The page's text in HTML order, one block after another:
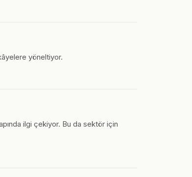
yöneltiyor.
ilgi çekiyor. Bu da sektör için